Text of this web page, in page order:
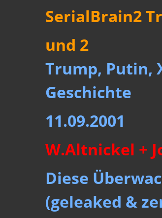
SerialBrain2
und 2
Trump, Putin,
Geschichte
11.09.2001
W.Altnickel +
Diese
(geleaked &